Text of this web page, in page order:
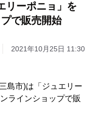
リーポニョ」を
で販売開始
2021年10月25日 11:30
島市)は「ジュエリー
ラインショップで販